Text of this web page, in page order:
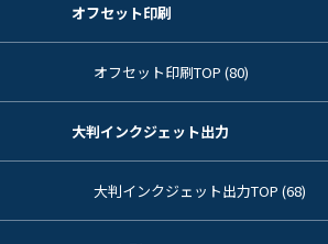
オフセット印刷
オフセット印刷TOP (80)
大判インクジェット出力
大判インクジェット出力TOP (68)